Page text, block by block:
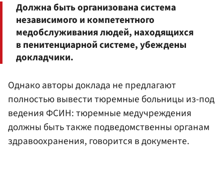
Должна быть организована система
независимого и компетентного
медобслуживания людей, находящихся
в пенитенциарной системе, убеждены
докладчики.
Однако авторы доклада не предлагают
полностью вывести тюремные больницы из-под
ведения ФСИН: тюремные медучреждения
должны быть также подведомственны органам
здравоохранения, говорится в документе.